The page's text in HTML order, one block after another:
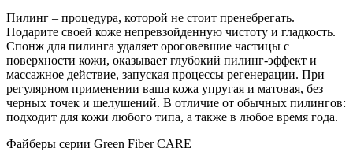
Пилинг – процедура, которой не стоит пренебрегать.
Подарите своей коже непревзойденную чистоту и гладкость.
Спонж для пилинга удаляет ороговевшие частицы с
поверхности кожи, оказывает глубокий пилинг-эффект и
массажное действие, запуская процессы регенерации. При
регулярном применении ваша кожа упругая и матовая, без
черных точек и шелушений. В отличие от обычных пилингов:
подходит для кожи любого типа, а также в любое время года.
Файберы серии Green Fiber CARE